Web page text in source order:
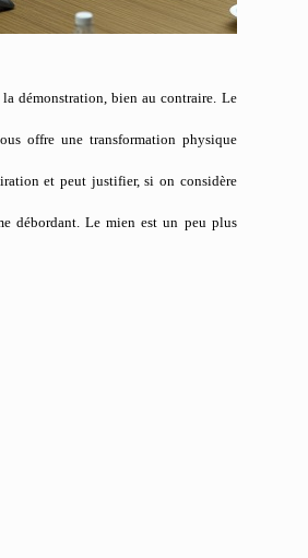
démonstration, bien au contraire. Le
offre une transformation physique
et peut justifier, si on considère
débordant. Le mien est un peu plus